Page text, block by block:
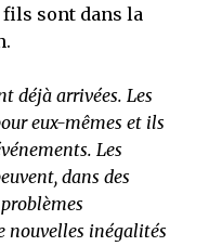
fils sont dans la
déjà arrivées. Les
eux-mêmes et ils
Les
dans des
nouvelles inégalités